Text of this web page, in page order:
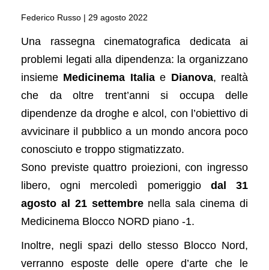
Federico Russo | 29 agosto 2022
Una rassegna cinematografica dedicata ai
problemi legati alla dipendenza: la organizzano
insieme Medicinema Italiae Dianova, realtà
che da oltre trent’anni si occupa delle
dipendenze da droghe e alcol, con l’obiettivo di
avvicinare il pubblico a un mondo ancora poco
conosciuto e troppo stigmatizzato.
Sono previste quattro proiezioni, con ingresso
libero, ogni mercoledì pomeriggio dal 31
agosto al 21 settembre nella sala cinema di
Medicinema Blocco NORD piano -1.
Inoltre, negli spazi dello stesso Blocco Nord,
verranno esposte delle opere d’arte che le